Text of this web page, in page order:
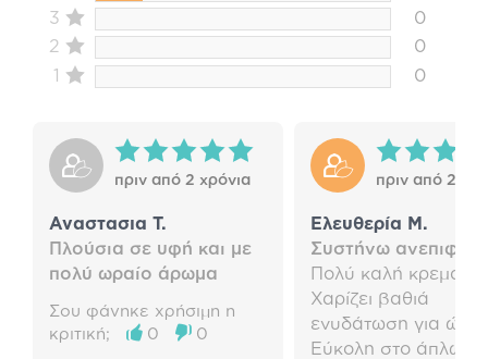
3
0
2
0
1
0
πριν από 2 χρόνια
Αναστασια Τ.
Πλούσια σε υφή και με
πολύ ωραίο άρωμα
Σου φάνηκε χρήσιμη η
κριτική;
0 0
πριν από 2
Ελευθερία Μ.
Συστήνω
Πολύ καλή κρεμα.
Χαρίζει βαθιά
ενυδάτωση για
Εύκολη στο